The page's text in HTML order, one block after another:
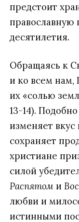
предстоит
православную
десятилетия.
Обращаясь к
и ко всем нам,
их «солью
13-14).
изменяет
сохраняет
христиане
силой
Распятом и
любви и
истинными